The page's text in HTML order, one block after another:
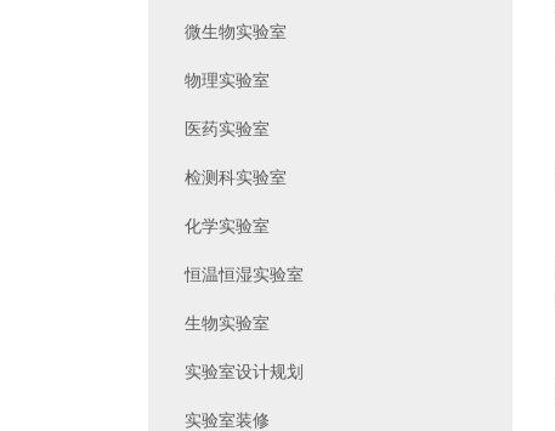
微生物实验室
物理实验室
医药实验室
检测科实验室
化学实验室
恒温恒湿实验室
生物实验室
实验室设计规划
实验室装修